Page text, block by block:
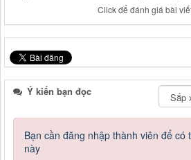
Click để đánh giá bài
Ý kiến bạn đọc
Bạn cần đăng nhập thành viên để có
này